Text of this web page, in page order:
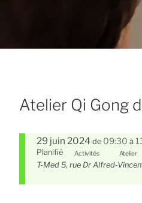
Atelier Qi Gong
29 juin 2024 de 09:30 à
Planifié Activités Atelier
T-Med 5, rue Dr Alfred-